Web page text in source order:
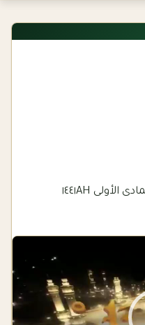
Wed ٢٧ جمادى الأولى ١٤٤١AH